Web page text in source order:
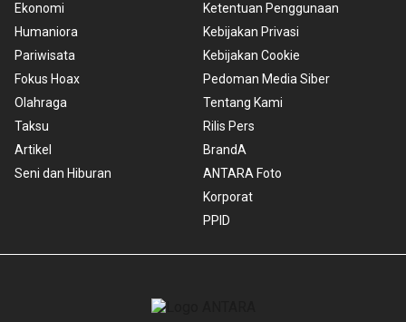
Ekonomi
Humaniora
Pariwisata
Fokus Hoax
Olahraga
Taksu
Artikel
Seni dan Hiburan
Ketentuan Penggunaan
Kebijakan Privasi
Kebijakan Cookie
Pedoman Media Siber
Tentang Kami
Rilis Pers
BrandA
ANTARA Foto
Korporat
PPID